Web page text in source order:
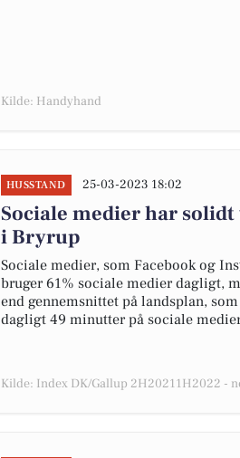
Kilde: Handyhand
HUSSTAND 25-03-2023 18:02
Sociale medier har solidt
i Bryrup
Sociale medier, som Facebook og
bruger 61% sociale medier dagligt,
end gennemsnittet på landsplan,
dagligt 49 minutter på sociale
Kilde: Index DK/Gallup 2H20211H2022 -